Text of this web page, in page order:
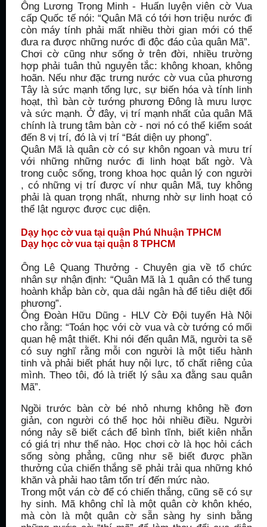
Ông Lương Trọng Minh - Huấn luyện viên cờ Vua
cấp Quốc tế nói: “Quân Mã có tới hơn triệu nước đi
còn máy tính phải mất nhiều thời gian mới có thể
đưa ra được những nước đi độc đáo của quân Mã”.
Chơi cờ cũng như sống ở trên đời, nhiều trường
hợp phải tuân thủ nguyên tắc: không khoan, không
hoãn. Nếu như đặc trưng nước cờ vua của phương
Tây là sức mạnh tổng lực, sự biến hóa và tính linh
hoạt, thì bàn cờ tướng phương Đông là mưu lược
và sức mạnh. Ở đây, vị trí mạnh nhất của quân Mã
chính là trung tâm bàn cờ - nơi nó có thể kiểm soát
đến 8 vị trí, đó là vị trí “Bát diện uy phong”.
Quân Mã là quân cờ có sự khôn ngoan và mưu trí
với những những nước đi linh hoạt bất ngờ. Và
trong cuộc sống, trong khoa học quản lý con người
, có những vị trí được ví như quân Mã, tuy không
phải là quan trọng nhất, nhưng nhờ sự linh hoạt có
thể lật ngược được cục diện.
Dạy học cờ vua tại quận Phú Nhuận TPHCM
Dạy học cờ vua tại quận 8 TPHCM
Ông Lê Quang Thưởng - Chuyên gia về tổ chức
nhân sự nhận định: “Quân Mã là 1 quân có thể tung
hoành khắp bàn cờ, qua dải ngân hà để tiêu diệt đối
phương”.
Ông Đoàn Hữu Dũng - HLV Cờ Đội tuyển Hà Nội
cho rằng: “Toán học với cờ vua và cờ tướng có mối
quan hệ mật thiết. Khi nói đến quân Mã, người ta sẽ
có suy nghĩ rằng mỗi con người là một tiểu hành
tinh và phải biết phát huy nội lực, tố chất riêng của
mình. Theo tôi, đó là triết lý sâu xa đằng sau quân
Mã”.
Ngồi trước bàn cờ bé nhỏ nhưng không hề đơn
giản, con người có thể học hỏi nhiều điều. Người
nóng nảy sẽ biết cách để bình tĩnh, biết kiên nhẫn
có giá trị như thế nào. Học chơi cờ là học hỏi cách
sống sòng phẳng, cũng như sẽ biết được phần
thưởng của chiến thắng sẽ phải trải qua những khó
khăn và phải hao tâm tổn trí đến mức nào.
Trong một ván cờ để có chiến thắng, cũng sẽ có sự
hy sinh. Mã không chỉ là một quân cờ khôn khéo,
mà còn là một quân cờ sẵn sàng hy sinh bằng